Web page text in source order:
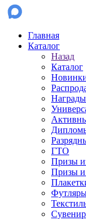
Главная
Каталог
Назад
Каталог
ГТО
Призы
Призы и